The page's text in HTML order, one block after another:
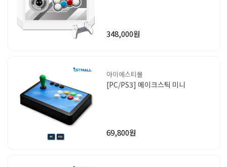
348,000원
아이에스티몰
[PC/PS3] 메이크스틱 미니
69,800원